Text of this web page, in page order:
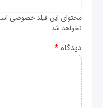
محتوای این فیلد خصوصی
نخواهد شد.
دیدگاه*